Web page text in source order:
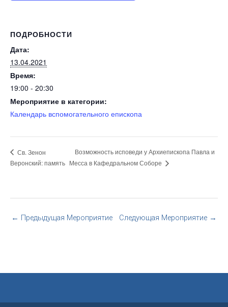
ПОДРОБНОСТИ
Дата:
13.04.2021
Время:
19:00 - 20:30
Мероприятие в категории:
Календарь вспомогательного епископа
Св. Зенон
Веронский: память
Возможность исповеди у Архиепископа Павла и
Месса в Кафедральном Соборе
← Предыдущая Мероприятие Следующая Мероприятие →